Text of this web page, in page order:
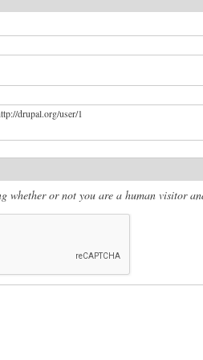
貼完整的網址，如： http://drupal.org/user/1
whether or not you are a human visitor